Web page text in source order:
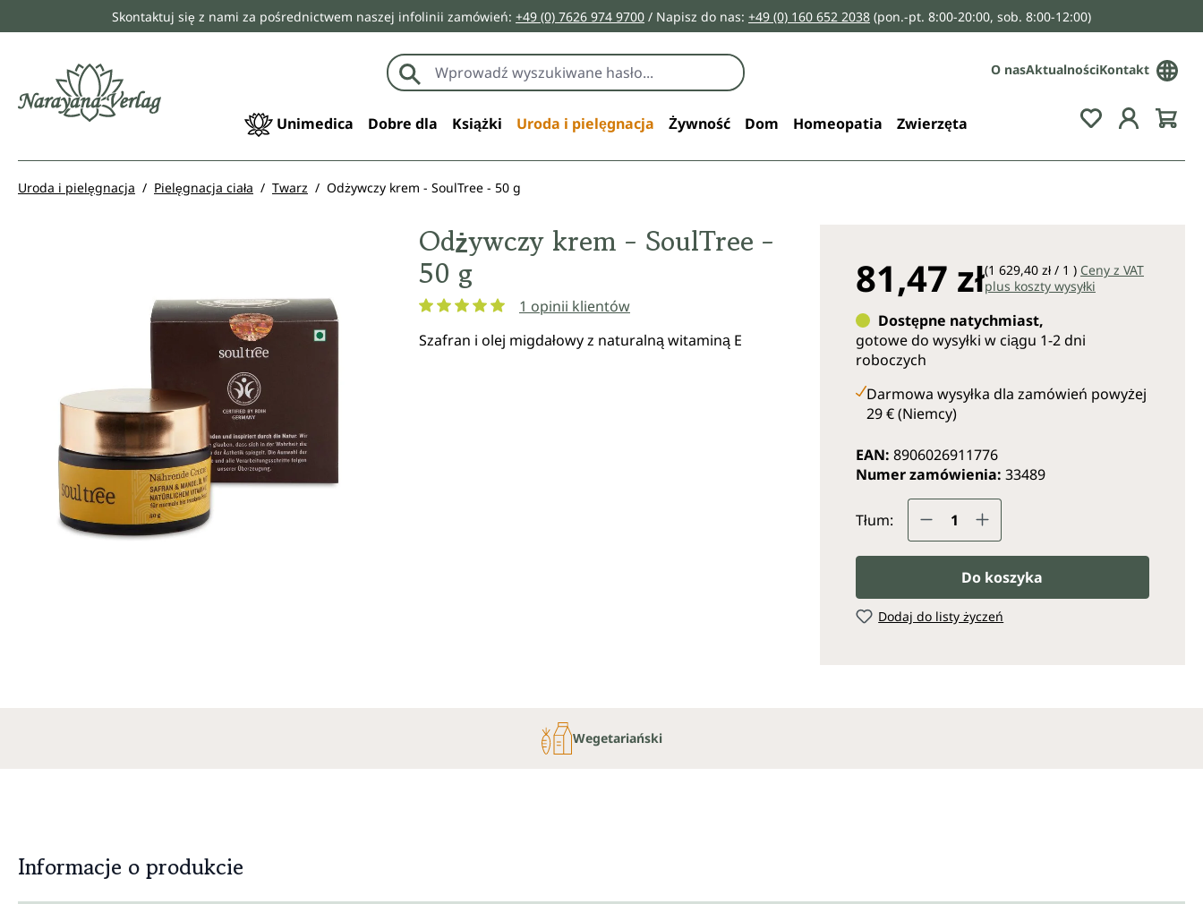
Przejdź do głównej nawigacji
Skontaktuj się z nami za pośrednictwem naszej infolinii zamówień: +49 (0) 7626 974 9700 / Napisz do nas: +49 (0) 160 652 2038 (pon.-pt. 8:00-20:00, sob. 8:00-12:00)
O nasAktualnościKontakt
Unimedica Dobre dla Książki Uroda i pielęgnacja Żywność Dom Homeopatia Zwierzęta You have 0
Uroda i pielęgnacja Pielęgnacja ciała Twarz Odżywczy krem - SoulTree - 50 g
Odżywczy krem - SoulTree -
50 g
1 opinii klientów
Szafran i olej migdałowy z naturalną witaminą E
81,47 zł(1 629,40 zł / 1 ) Ceny z VAT
plus koszty wysyłki
Dostępne natychmiast,
gotowe do wysyłki w ciągu 1-2 dni
roboczych
Darmowa wysyłka dla zamówień powyżej
29 € (Niemcy)
EAN: 8906026911776
Numer zamówienia: 33489
Tłum: Ilość produktu: Wprowadź
Do koszyka
Dodaj do listy życzeń
Wegetariański
Informacje o produkcie